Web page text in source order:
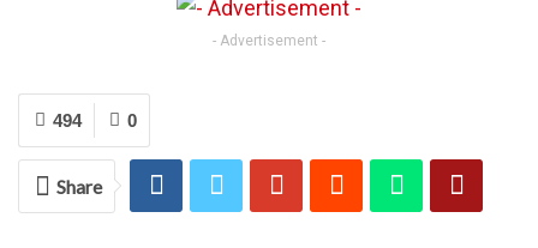
- Advertisement -
0
494
Share